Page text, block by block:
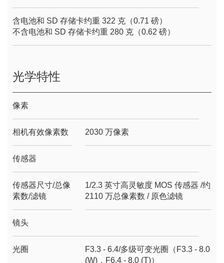
含电池和 SD 存储卡约重 322 克（0.71 磅）
不含电池和 SD 存储卡约重 280 克（0.62 磅）
光学特性
像素
相机有效像素数 2030 万像素
传感器
传感器尺寸/总像
素数/滤镜
1/2.3 英寸高灵敏度 MOS 传感器 /约
2110 万总像素数 / 原色滤镜
镜头
光圈
F3.3 - 6.4/多级可变光圈（F3.3 - 8.0
(W)，F6.4 - 8.0 (T)）